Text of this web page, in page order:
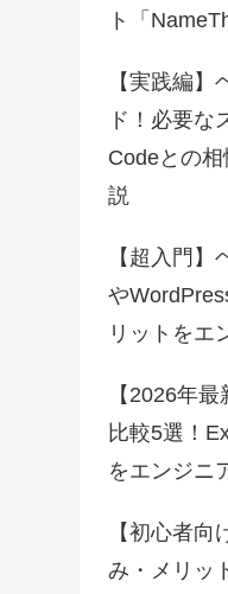
ト「
【実践編
ド！必要な
Codeとの
説
【超入門
や
リットをエ
【2026年
比較5選！
をエンジニ
【初心者
み・メリッ